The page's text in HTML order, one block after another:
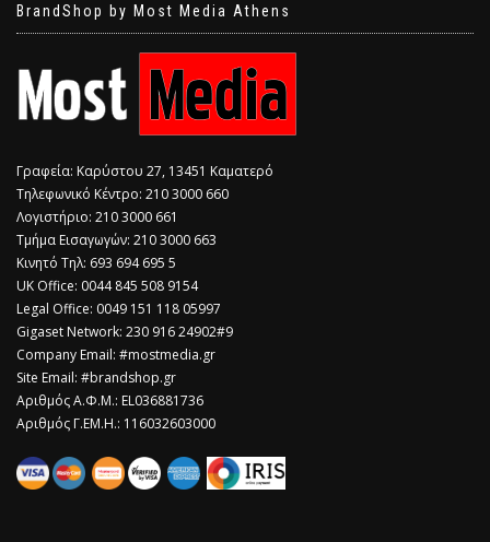
BrandShop by Most Media Athens
Γραφεία: Καρύστου 27, 13451 Καματερό
Τηλεφωνικό Κέντρο: 210 3000 660
Λογιστήριο: 210 3000 661
Τμήμα Εισαγωγών: 210 3000 663
Κινητό Τηλ: 693 694 695 5
​UK Office: 0044 845 508 9154
Legal Office: 0049 151 118 05997
Gigaset Network: 230 916 24902#9
Company Email: #mostmedia.gr
Site Email: #brandshop.gr
Αριθμός Α.Φ.Μ.: EL036881736
Αριθμός Γ.ΕΜ.Η.: 116032603000